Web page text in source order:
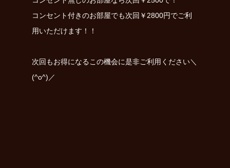
コンセント付きのお部屋でも次回￥2800円でご利
用いただけます！！
次回もお得になるこの機会に是非ご利用ください＼
(^o^)／